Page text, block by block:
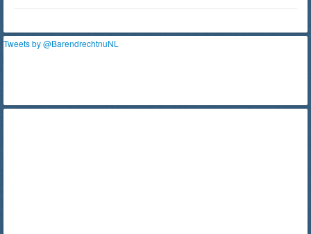
Tweets by @BarendrechtnuNL